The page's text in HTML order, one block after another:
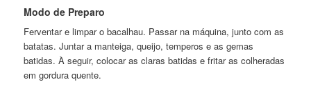
Modo de Preparo
Ferventar e limpar o bacalhau. Passar na máquina, junto com as
batatas. Juntar a manteiga, queijo, temperos e as gemas
batidas. À seguir, colocar as claras batidas e fritar as colheradas
em gordura quente.